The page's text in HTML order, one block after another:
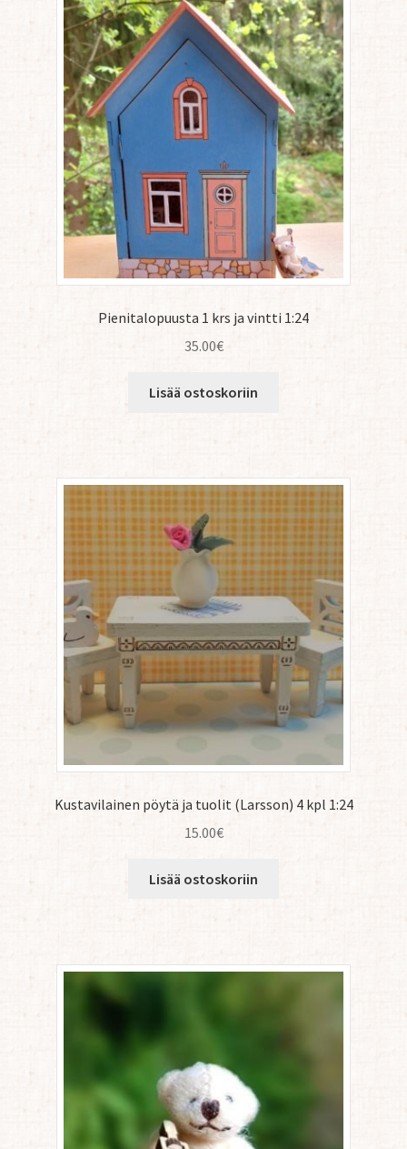
Pienitalopuusta 1 krs ja vintti 1:24
35.00€
Lisää ostoskoriin
Kustavilainen pöytä ja tuolit (Larsson) 4 kpl 1:24
15.00€
Lisää ostoskoriin